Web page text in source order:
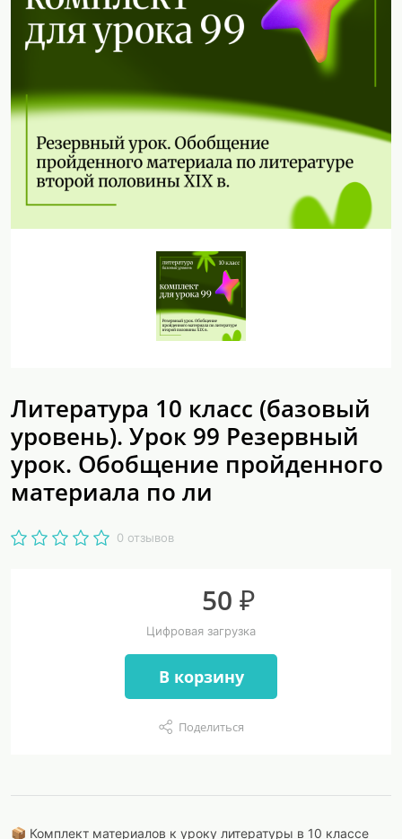
Литература 10 класс (базовый
уровень). Урок 99 Резервный
урок. Обобщение пройденного
материала по ли
0 отзывов
50 ₽
Цифровая загрузка
В корзину
Поделиться
📦 Комплект материалов к уроку литературы в 10 классе